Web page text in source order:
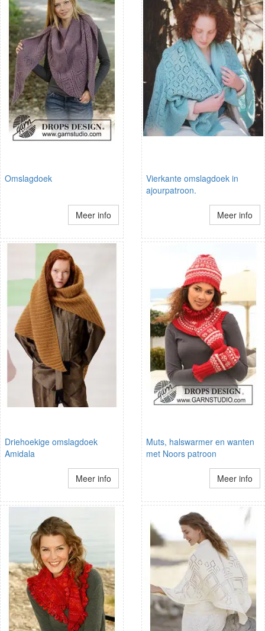
Omslagdoek
Meer info
Vierkante omslagdoek in
ajourpatroon.
Meer info
Driehoekige omslagdoek
Amidala
Meer info
Muts, halswarmer en wanten
met Noors patroon
Meer info